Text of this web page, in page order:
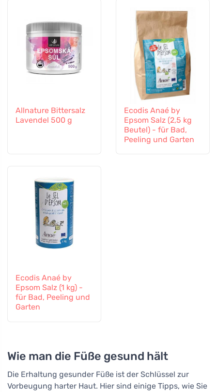
Allnature Bittersalz
Lavendel 500 g
Ecodis Anaé by
Epsom Salz (2,5 kg
Beutel) - für Bad,
Peeling und Garten
Ecodis Anaé by
Epsom Salz (1 kg) -
für Bad, Peeling und
Garten
Wie man die Füße gesund hält
Die Erhaltung gesunder Füße ist der Schlüssel zur
Vorbeugung harter Haut. Hier sind einige Tipps, wie Sie